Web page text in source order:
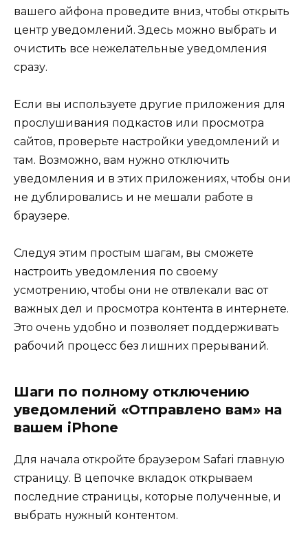
вашего айфона проведите вниз, чтобы открыть
центр уведомлений. Здесь можно выбрать и
очистить все нежелательные уведомления
сразу.
Если вы используете другие приложения для
прослушивания подкастов или просмотра
сайтов, проверьте настройки уведомлений и
там. Возможно, вам нужно отключить
уведомления и в этих приложениях, чтобы они
не дублировались и не мешали работе в
браузере.
Следуя этим простым шагам, вы сможете
настроить уведомления по своему
усмотрению, чтобы они не отвлекали вас от
важных дел и просмотра контента в интернете.
Это очень удобно и позволяет поддерживать
рабочий процесс без лишних прерываний.
Шаги по полному отключению
уведомлений «Отправлено вам» на
вашем iPhone
Для начала откройте браузером Safari главную
страницу. В цепочке вкладок открываем
последние страницы, которые полученные, и
выбрать нужный контентом.